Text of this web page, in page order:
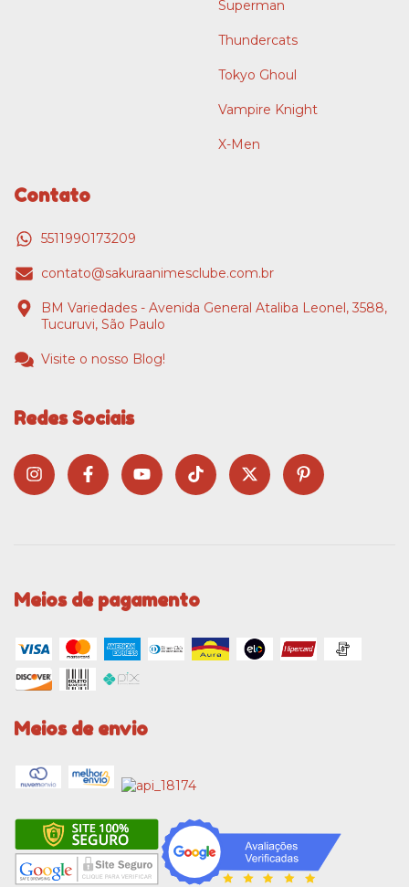
Superman
Thundercats
Tokyo Ghoul
Vampire Knight
X-Men
Contato
5511990173209
contato@sakuraanimesclube.com.br
BM Variedades - Avenida General Ataliba Leonel, 3588,
Tucuruvi, São Paulo
Visite o nosso Blog!
Redes Sociais
Meios de pagamento
Meios de envio